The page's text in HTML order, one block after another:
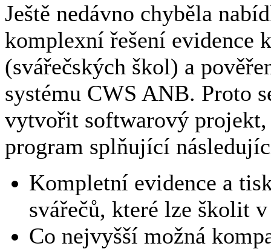
Ještě nedávno chyběla
komplexní řešení evidence
(svářečských škol) a
systému CWS ANB. Proto
vytvořit softwarový projekt,
program splňující
Kompletní evidence a
svářečů, které lze školit
Co nejvyšší možná